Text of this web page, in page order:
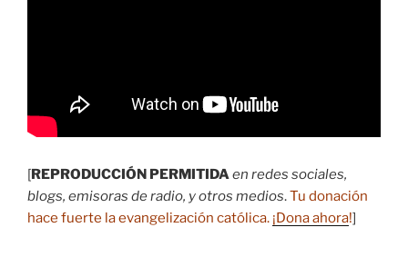
[REPRODUCCIÓN PERMITIDAen redes sociales,
blogs, emisoras de radio, y otros medios.Tu donación
hace fuerte la evangelización católica. ¡Dona ahora!]